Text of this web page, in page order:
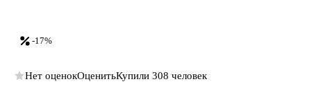
-17%
Нет оценокОценитьКупили 308 человек